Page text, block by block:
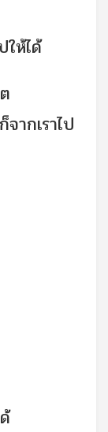
ห้ได้
ากเราไป